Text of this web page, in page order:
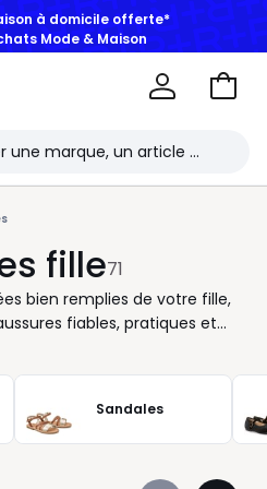
Aller
fille71
bien remplies de votre fille,
fiables, pratiques et
bottines sont des alliées idéales
avec aisance. Pensées pour
elles offrent un bon
grâce à des systèmes de
sans effort au quotidien.
Sandales